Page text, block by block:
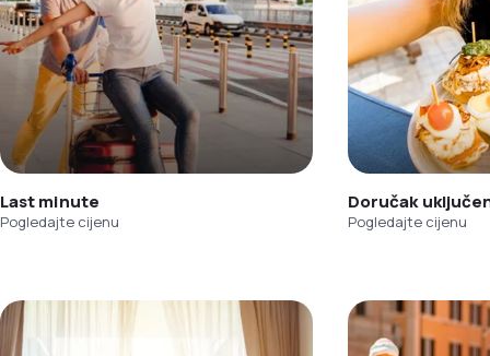
Last minute
Pogledajte cijenu
Doručak
Pogledajte cijenu